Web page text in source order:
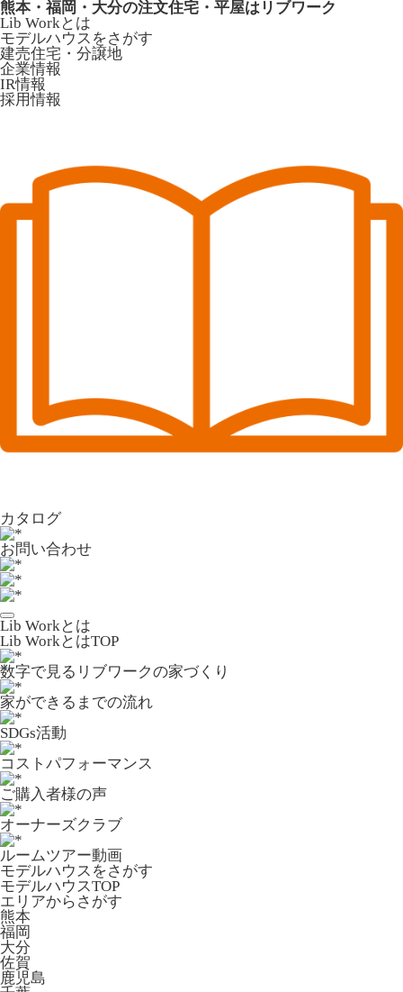
熊本・福岡・大分の注文住宅・平屋はリブワーク
Lib Workとは
モデルハウスをさがす
建売住宅・分譲地
企業情報
IR情報
採用情報
カタログ
お問い合わせ
Lib Workとは
Lib WorkとはTOP
数字で⾒るリブワークの家づくり
家ができるまでの流れ
SDGs活動
コストパフォーマンス
ご購入者様の声
オーナーズクラブ
ルームツアー動画
モデルハウスをさがす
モデルハウスTOP
エリアからさがす
熊本
福岡
大分
佐賀
鹿児島